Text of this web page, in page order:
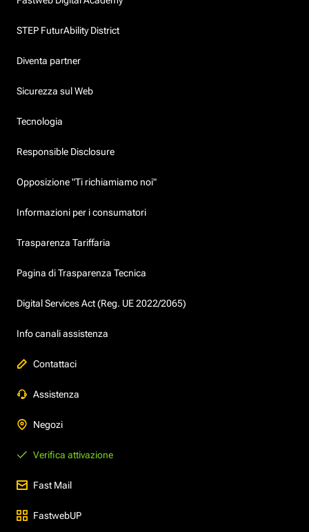
STEP FuturAbility District
Diventa partner
Sicurezza sul Web
Tecnologia
Responsible Disclosure
Opposizione "Ti richiamiamo noi"
Informazioni per i consumatori
Trasparenza Tariffaria
Pagina di Trasparenza Tecnica
Digital Services Act (Reg. UE 2022/2065)
Info canali assistenza
Contattaci
Assistenza
Negozi
Verifica attivazione
Fast Mail
FastwebUP